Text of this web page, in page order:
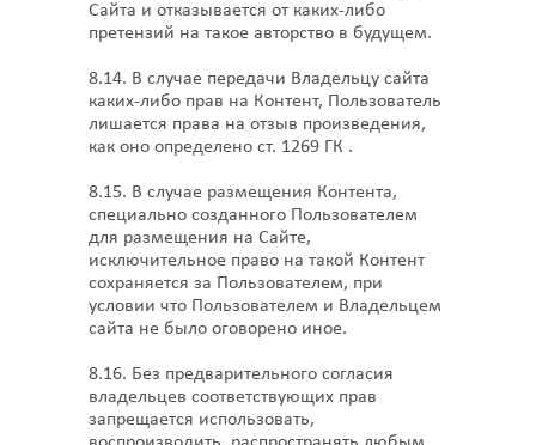
Сайта и отказывается от каких-либо
претензий на такое авторство в будущем.
8.14. В случае передачи Владельцу сайта
каких-либо прав на Контент, Пользователь
лишается права на отзыв произведения,
как оно определено ст. 1269 ГК .
8.15. В случае размещения Контента,
специально созданного Пользователем
для размещения на Сайте,
исключительное право на такой Контент
сохраняется за Пользователем, при
условии что Пользователем и Владельцем
сайта не было оговорено иное.
8.16. Без предварительного согласия
владельцев соответствующих прав
запрещается использовать,